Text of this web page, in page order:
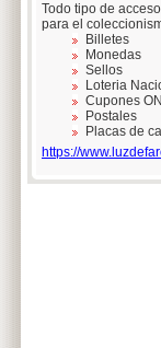
Todo tipo de
para el
Billetes
Monedas
Sellos
Loteria
Cupones
Postales
Placas de
https://